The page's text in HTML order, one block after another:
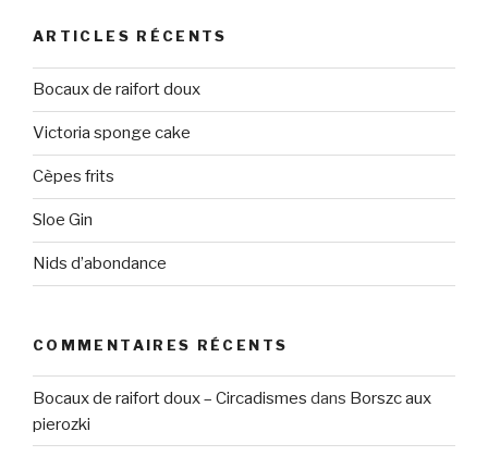
ARTICLES RÉCENTS
Bocaux de raifort doux
Victoria sponge cake
Cèpes frits
Sloe Gin
Nids d’abondance
COMMENTAIRES RÉCENTS
Bocaux de raifort doux – Circadismes dans Borszc aux
pierozki